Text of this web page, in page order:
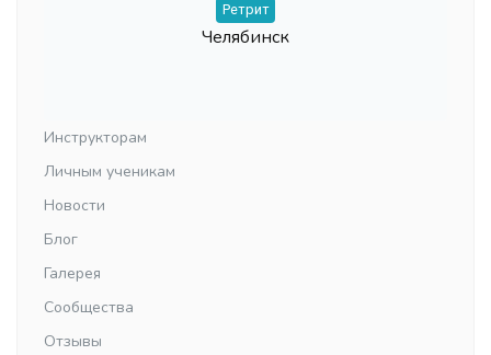
Ретрит
Челябинск
Инструкторам
Личным ученикам
Новости
Блог
Галерея
Сообщества
Отзывы